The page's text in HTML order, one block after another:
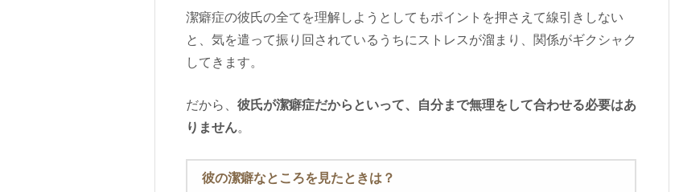
潔癖症の彼氏の全てを理解しようとしてもポイントを押さえて線引きしない
と、気を遣って振り回されているうちにストレスが溜まり、関係がギクシャク
してきます。
だから、 彼氏が潔癖症だからといって、自分まで無理をして合わせる必要はあ
りません。
彼の潔癖なところを見たときは？